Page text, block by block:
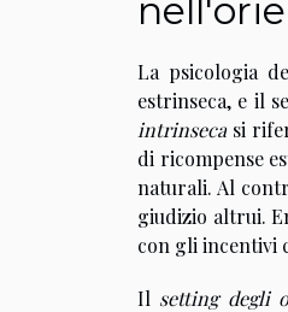
La psicologia
estrinseca, e il
intrinseca si
di ricompense
naturali. Al
giudizio altrui.
con gli incentivi
Il setting degli